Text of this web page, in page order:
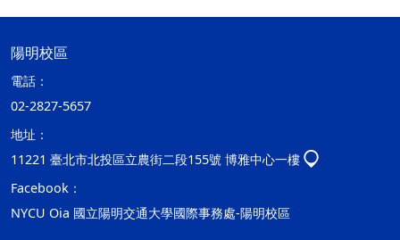
陽明校區
電話：
02-2827-5657
地址：
11221 臺北市北投區立農街二段155號 博雅中心一樓
Facebook：
NYCU Oia 國立陽明交通大學國際事務處-陽明校區